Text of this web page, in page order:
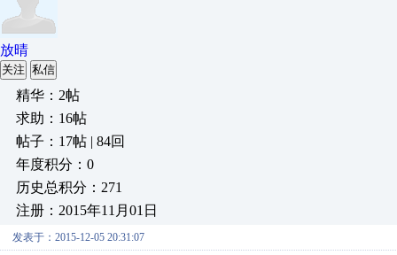
放晴
关注 私信
精华：2帖
求助：16帖
帖子：17帖 | 84回
年度积分：0
历史总积分：271
注册：2015年11月01日
发表于：2015-12-05 20:31:07